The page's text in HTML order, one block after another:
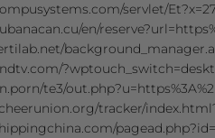
servlet/
en/
te3/
tracker/